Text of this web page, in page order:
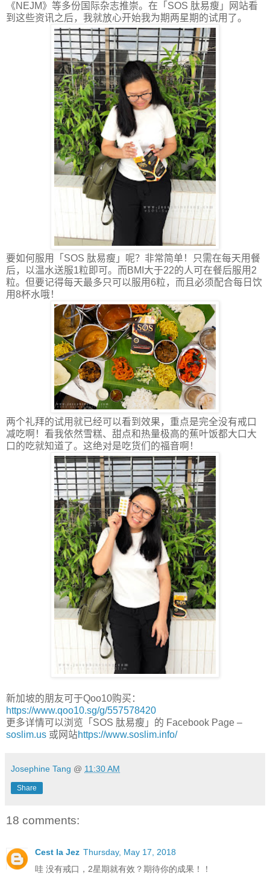
《NEJM》等多份国际杂志推崇。在「 SOS 肽易瘦」网站看
到这些资讯之后，我就放心开始我为期两星期的试用了。
要如何服用「 SOS 肽易瘦」呢？非常简单！只需在每天用餐
后，以温水送服1粒即可。而BMI 大于22的人可在餐后服用 2
粒。但要记得每天最多只可以服用6粒，而且必须配合每日饮
用8杯水哦！
两个礼拜的试用就已经可以看到效果，重点是完全没有戒口
减吃啊！看我依然雪糕、甜点和热量极高的蕉叶饭都大口大
口的吃就知道了。这绝对是吃货们的福音啊！
新加坡的朋友可于Qoo10购买：
https://www.qoo10.sg/g/557578420
更多详情可以浏览「 SOS 肽易瘦」的 Facebook Page –
soslim.us 或网站https://www.soslim.info/
Josephine Tang @ 11:30 AM
Share
18 comments:
Cest la Jez Thursday, May 17, 2018
哇 没有戒口，2星期就有效？期待你的成果！！